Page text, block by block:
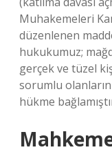
Muhakemeleri
düzenlenen
hukukumuz;
gerçek ve tüzel
sorumlu
hükme